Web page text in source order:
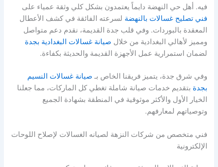
فيه. أهل حي النهضة دايماً يعتمدون بشكل كلي وثقة عمياء على
فني تصليح غسالات بالنهضة لسرعته الفائقة في كشف الأعطال
المعقدة بالبوردات. وفي قلب جدة القديمة، نقدم دعم متواصل
ومميز لأهالي البغدادية من خلال صيانة غسالات البغدادية بجدة
لضمان استمرارية عمل الأجهزة القديمة والحديثة بكفاءة.
وفي شرق جدة، يتميز فريقنا الخاص بـ صيانة غسالات النسيم
بجدة بتقديم خدمات صيانة شاملة تغطي كل الماركات، مما جعلنا
الخيار الأول والأكثر موثوقية في المنطقة بشهادة الجميع
وتوصياتهم لمعارفهم.
فني متخصص من شركات النزهة لصيانه الغسالات لإصلاح اللوحات
الإلكترونية